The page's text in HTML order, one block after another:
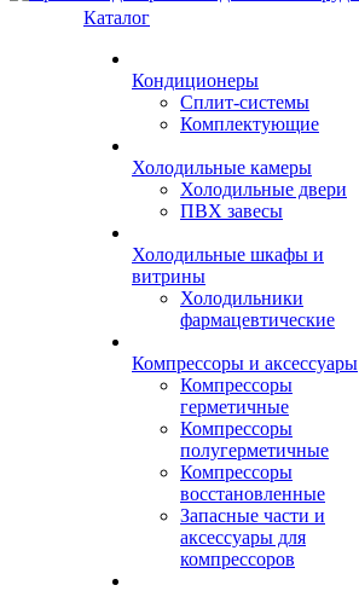
Каталог
Кондиционеры
Сплит-системы
Комплектующие
Холодильные камеры
Холодильные двери
ПВХ завесы
Холодильные шкафы и
витрины
Холодильники
фармацевтические
Компрессоры и аксессуары
Компрессоры
герметичные
Компрессоры
полугерметичные
Компрессоры
восстановленные
Запасные части и
аксессуары для
компрессоров